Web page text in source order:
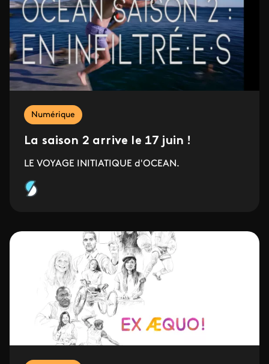
Numérique
La saison 2 arrive le 17 juin !
LE VOYAGE INITIATIQUE d'OCEAN.